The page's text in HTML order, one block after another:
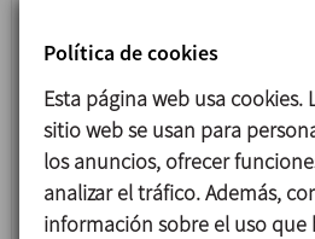
Política de cookies
Esta página web usa cookies.
sitio web se usan para
los anuncios, ofrecer
analizar el tráfico. Además,
información sobre el uso que